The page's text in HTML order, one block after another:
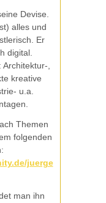
Devise.
alles und
Er
digital.
,
kreative
u.a.
Themen
folgenden
juerge
man ihn